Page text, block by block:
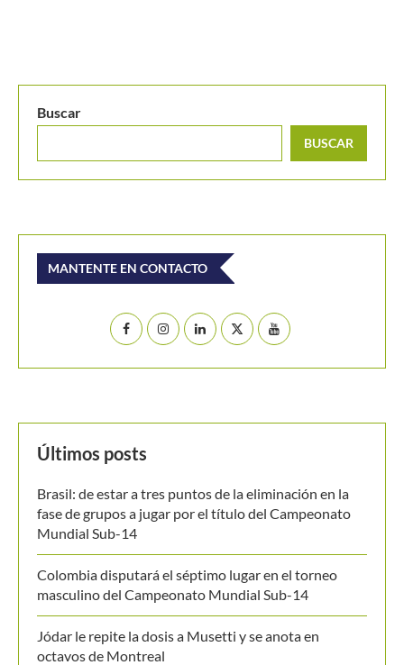
Buscar
BUSCAR
MANTENTE EN CONTACTO
Últimos posts
Brasil: de estar a tres puntos de la eliminación en la
fase de grupos a jugar por el título del Campeonato
Mundial Sub-14
Colombia disputará el séptimo lugar en el torneo
masculino del Campeonato Mundial Sub-14
Jódar le repite la dosis a Musetti y se anota en
octavos de Montreal